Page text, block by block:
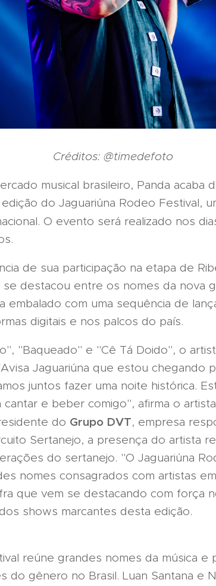
Créditos: @timedefoto
musical brasileiro, Panda acaba
do Jaguariúna Rodeo Festival,
O evento será realizado nos
de sua participação na etapa de
destacou entre os nomes da nova
embalado com uma sequência de
digitais e nos palcos do país.
"Baqueado" e "Cê Tá Doido", o
Jaguariúna que estou chegando
juntos fazer uma noite histórica.
e beber comigo", afirma o
do Grupo DVT, empresa
Sertanejo, a presença do artista
do sertanejo. "O Jaguariúna
nomes consagrados com artistas
que vem se destacando com força
shows marcantes desta edição.
reúne grandes nomes da música e
do gênero no Brasil. Luan Santana e